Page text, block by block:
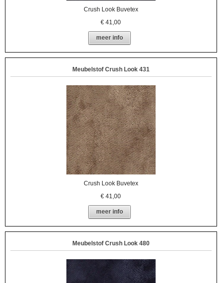
Crush Look Buvetex
€41,00
meer info
Meubelstof Crush Look 431
Crush Look Buvetex
€41,00
meer info
Meubelstof Crush Look 480